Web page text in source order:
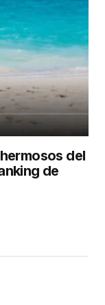
del
de